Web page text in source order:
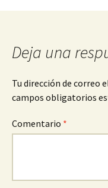
de
Deja una
Tu dirección de correo
campos obligatorios
Comentario *